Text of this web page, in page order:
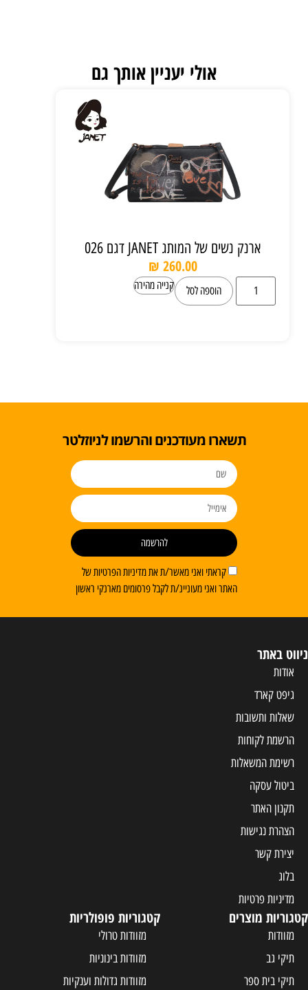
אולי יעניין אותך גם
ארנק נשים של המותג JANET דגם 026
₪ 260.00
הוספה לסל קנייה מהירה
תשארו מעודכנים והרשמו לניוזלטר
קראתי ואני מאשר/ת את מדיניות הפרטיות של
האתר ואני מעוניינ/ת לקבל פרסומים מארנקי ראשון
להרשמה
ניווט באתר
אודות
גיפט קארד
שאלות ותשובות
הרשמת לקוחות
רשימת המשאלות
ביטול עסקה
תקנון האתר
הצהרת נגישות
יצירת קשר
בלוג
מדיניות פרטיות
קטגוריות מוצרים
מזוודות
תיקי גב
תיקי בית ספר
קטגוריות פופולריות
מזוודות טרולי
מזוודות בינוניות
מזוודות גדולות וענקיות